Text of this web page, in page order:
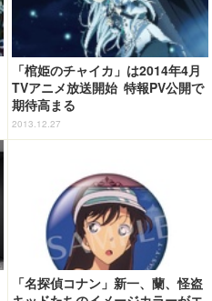
「棺姫のチャイカ」は2014年4月
TVアニメ放送開始 特報PV公開で
期待高まる
2013.12.27
「名探偵コナン」新一、蘭、怪盗